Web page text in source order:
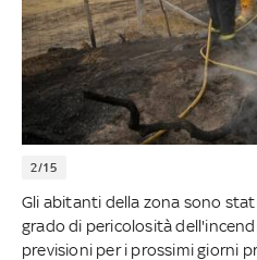
2/15
Gli abitanti della zona sono
grado di pericolosità
previsioni per i prossimi giorni